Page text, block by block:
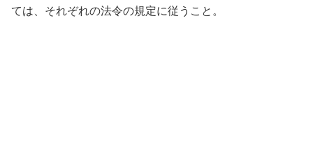
ては、それぞれの法令の規定に従うこと。